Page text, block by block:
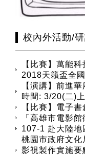
校內外活動/
【比賽】萬能
2018天籟盃全
【演講】前進
時間: 3/20(二)
【比賽】電子
「高雄市電影
107-1 赴大陸地
桃園市政府文
影視製作實施